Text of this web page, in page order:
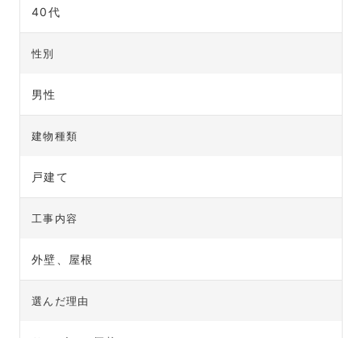
40代
性別
男性
建物種類
戸建て
工事内容
外壁、屋根
選んだ理由